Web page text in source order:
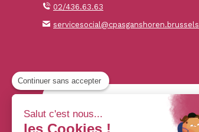
02/436.63.63
servicesocial@cpasganshoren.brussels
Continuer sans accepter
Salut c'est nous...
les Cookies !